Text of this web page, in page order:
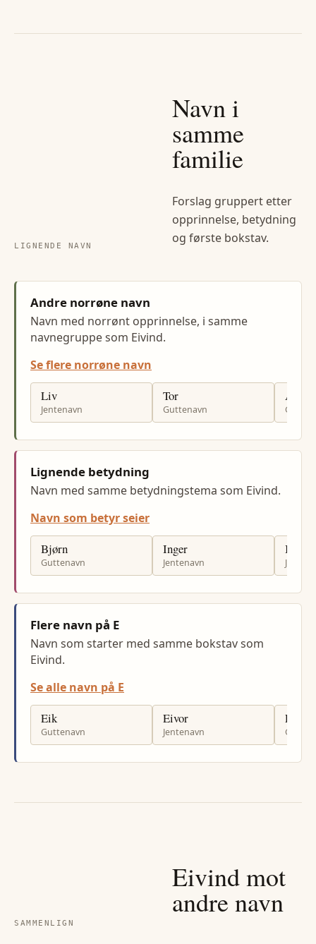
LIGNENDE NAVN
Navn i
samme
familie
Forslag gruppert etter
opprinnelse, betydning
og første bokstav.
Andre norrøne navn
Navn med norrønt opprinnelse, i samme
navnegruppe som Eivind.
Se flere norrøne navn
Liv
Jentenavn
Tor
Guttenavn
Arne
Lignende betydning
Navn med samme betydningstema som Eivind.
Navn som betyr seier
Bjørn
Guttenavn
Inger
Jentenavn
Ingrid
Flere navn på E
Navn som starter med samme bokstav som
Eivind.
Se alle navn på E
Eik
Guttenavn
Eivor
Jentenavn
Espen
SAMMENLIGN
Eivindmot
andre navn